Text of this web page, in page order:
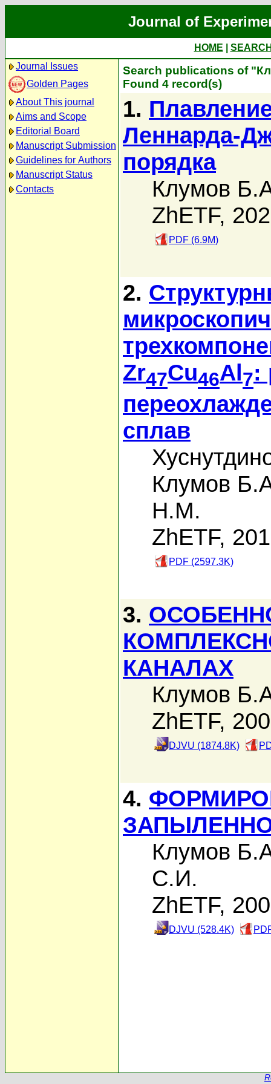
Journal of
HOME
Journal Issues
Golden Pages
About This journal
Aims and Scope
Editorial Board
Manuscript Submission
Guidelines for Authors
Manuscript Status
Contacts
Search publications of
Found 4 record(s)
1.
Леннарда-
порядка
Клумов
ZhETF,
PDF (6.9M)
2.
Zr47Cu46Al7:
сплав
Клумов
Н.М.
ZhETF,
PDF (2597.3K)
3.
КАНАЛАХ
Клумов
ZhETF,
DJVU (1874.8K)
4.
Клумов
С.И.
ZhETF,
DJVU (528.4K)